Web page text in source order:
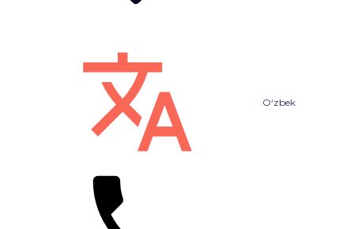
O‘zbek